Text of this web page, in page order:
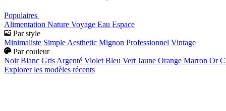
Populaires
Alimentation Nature Voyage Eau Espace
Par style
Minimaliste Simple Aesthetic Mignon Professionnel Vintage
Par couleur
Noir Blanc Gris Argenté Violet Bleu Vert Jaune Orange Marron Or
Explorer les modèles récents